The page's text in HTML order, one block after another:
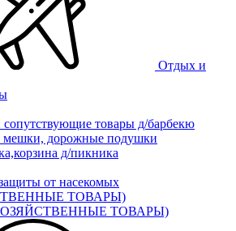
Отдых и
сопутствующие товары д/барбекю
мешки, дорожные подушки
д/пикника
от насекомых
ТОВАРЫ)
ТОВАРЫ)